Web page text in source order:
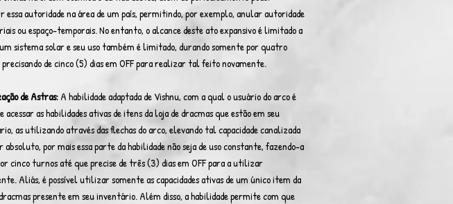
essa autoridade na área de um país, permitindo, por exemplo, anular autoridade
ou espaço-temporais. No entanto, o alcance deste ato expansivo é limitado a
sistema solar e seu uso também é limitado, durando somente por quatro
de cinco (5) dias em OFF para realizar tal feito novamente.
de Astras:A habilidade adaptada de Vishnu, com a qual o usuário do arco é
acessar as habilidades ativas de itens da loja de dracmas que estão em seu
as utilizando através das flechas do arco, elevando tal capacidade canalizada
absoluto, por mais essa parte da habilidade não seja de uso constante, fazendo-a
cinco turnos até que precise de três (3) dias em OFF para a utilizar
Aliás, é possível utilizar somente as capacidades ativas de um único item da
presente em seu inventário. Além disso, a habilidade permite com que